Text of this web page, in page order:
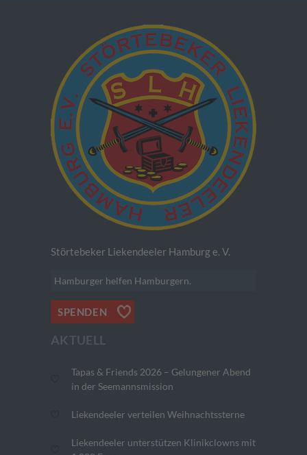
Störtebeker Liekendeeler Hamburg e. V.
Hamburger helfen Hamburgern.
SPENDEN
AKTUELL
Tapas & Friends 2026 – Gelungener Abend
in der Seemannsmission
Liekendeeler verteilen Weihnachtssterne
Liekendeeler unterstützen Klinikclowns mit